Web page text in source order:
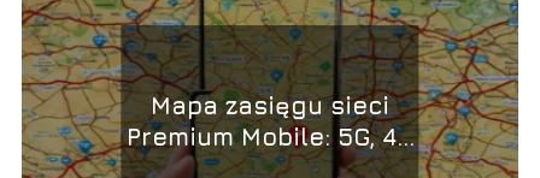
Mapa zasięgu sieci
Premium Mobile: 5G, 4G
LTE, GSM w Polsce